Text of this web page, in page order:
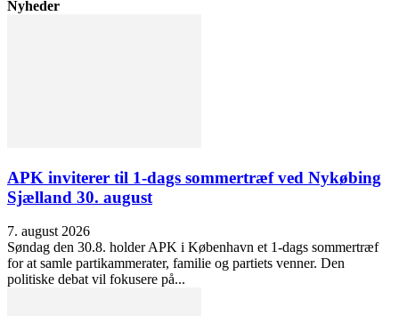
Nyheder
APK inviterer til 1-dags sommertræf ved Nykøbing
Sjælland 30. august
7. august 2026
Søndag den 30.8. holder APK i København et 1-dags sommertræf
for at samle partikammerater, familie og partiets venner. Den
politiske debat vil fokusere på...